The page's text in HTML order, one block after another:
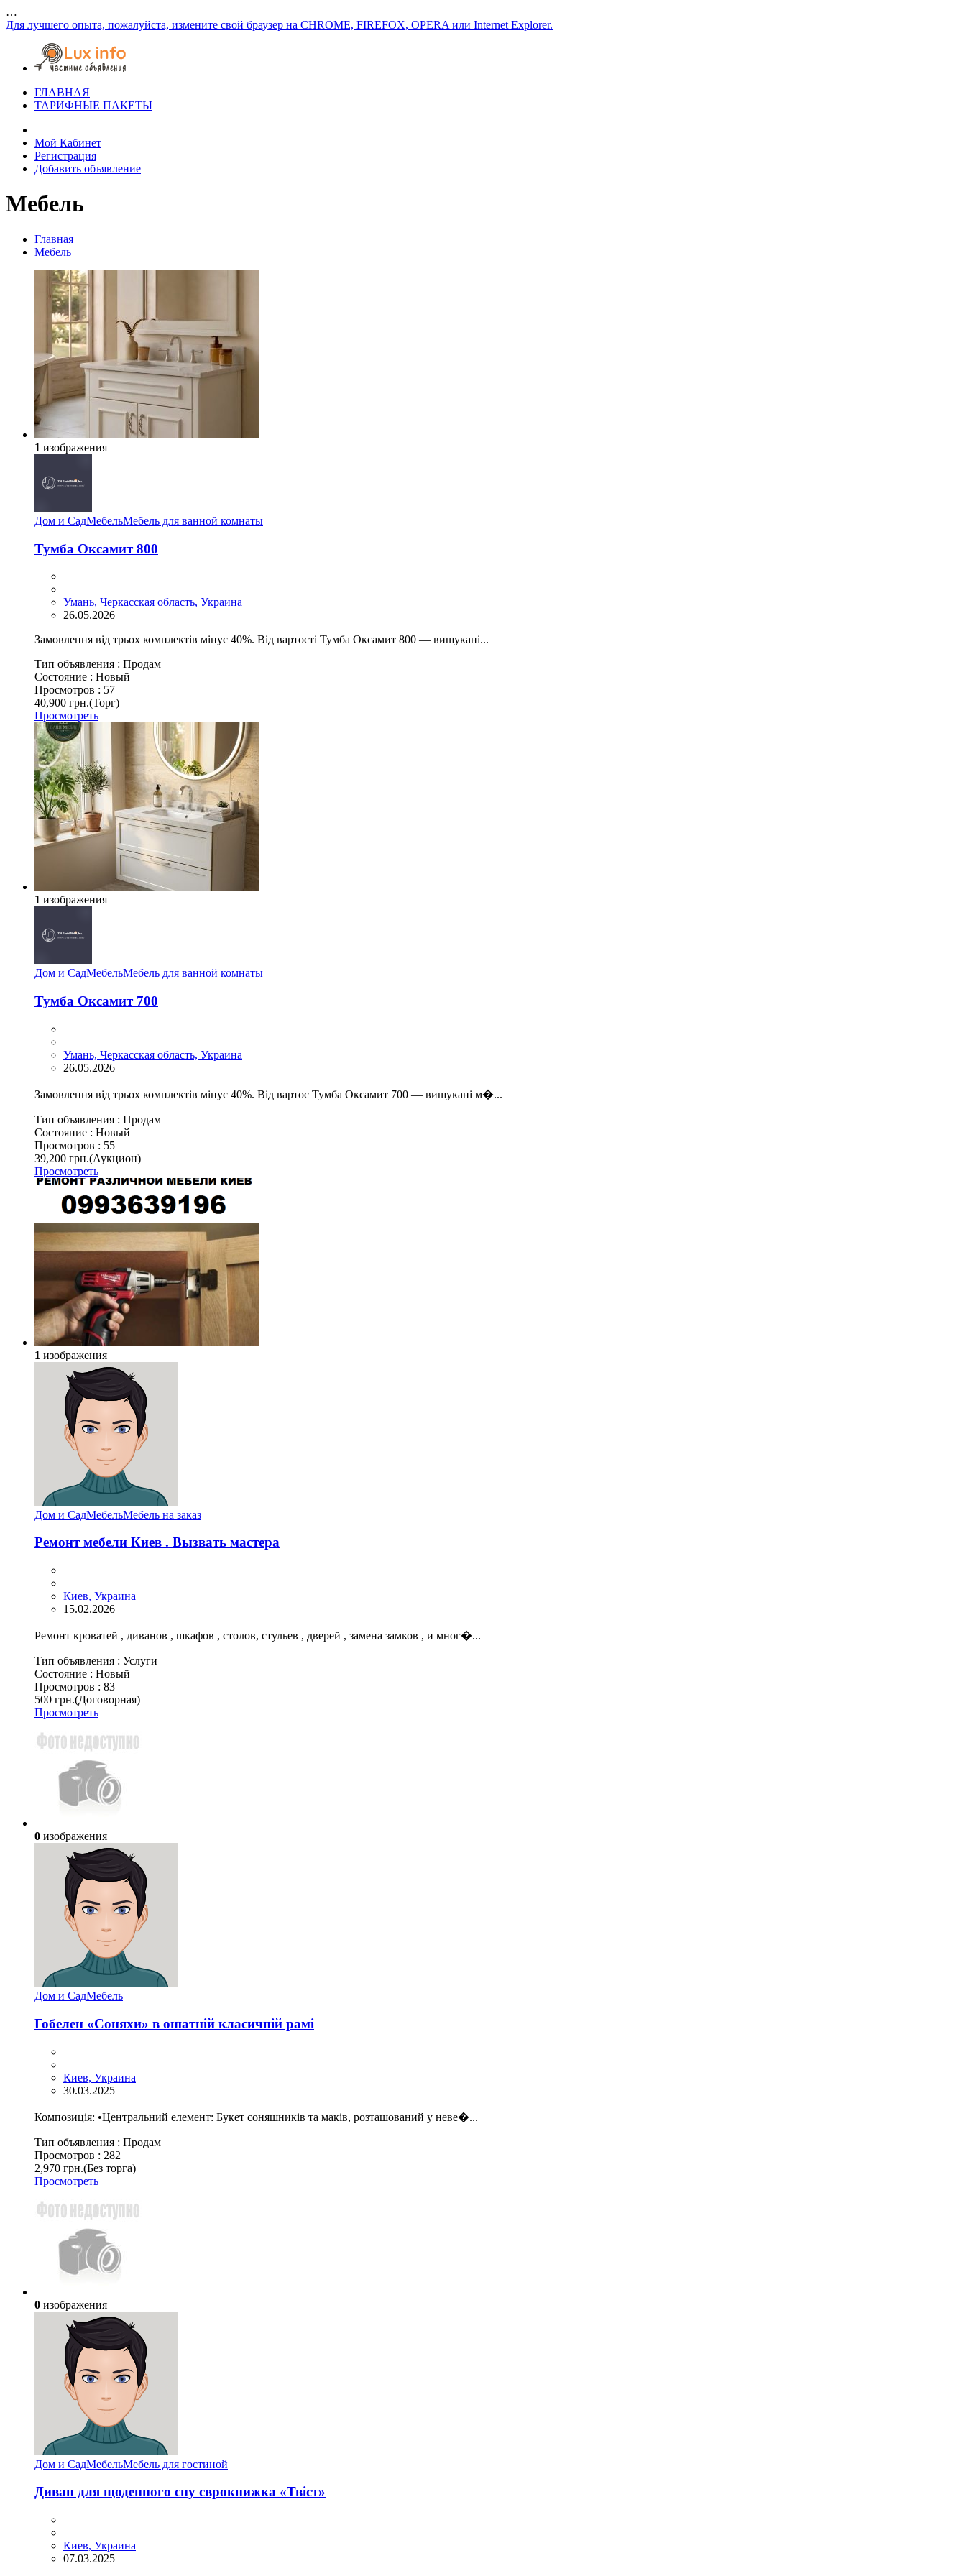
…
Для лучшего опыта, пожалуйста, измените свой браузер на CHROME, FIREFOX, OPERA или Internet Explorer.
ГЛАВНАЯ
ТАРИФНЫЕ ПАКЕТЫ
Мой Кабинет
Регистрация
Добавить объявление
Мебель
Главная
Мебель
1 изображения
Дом и СадМебельМебель для ванной комнаты
Тумба Оксамит 800
Умань, Черкасская область, Украина
26.05.2026
Замовлення від трьох комплектів мінус 40%. Від вартості Тумба Оксамит 800 — вишукані...
Тип объявления : Продам
Состояние : Новый
Просмотров : 57
40,900 грн.(Торг)
Просмотреть
1 изображения
Дом и СадМебельМебель для ванной комнаты
Тумба Оксамит 700
Умань, Черкасская область, Украина
26.05.2026
Замовлення від трьох комплектів мінус 40%. Від вартос Тумба Оксамит 700 — вишукані м�...
Тип объявления : Продам
Состояние : Новый
Просмотров : 55
39,200 грн.(Аукцион)
Просмотреть
1 изображения
Дом и СадМебельМебель на заказ
Ремонт мебели Киев . Вызвать мастера
Киев, Украина
15.02.2026
Ремонт кроватей , диванов , шкафов , столов, стульев , дверей , замена замков , и мног�...
Тип объявления : Услуги
Состояние : Новый
Просмотров : 83
500 грн.(Договорная)
Просмотреть
0 изображения
Дом и СадМебель
Гобелен «Соняхи» в ошатній класичній рамі
Киев, Украина
30.03.2025
Композиція: •Центральний елемент: Букет соняшників та маків, розташований у неве�...
Тип объявления : Продам
Просмотров : 282
2,970 грн.(Без торга)
Просмотреть
0 изображения
Дом и СадМебельМебель для гостиной
Диван для щоденного сну єврокнижка «Твіст»
Киев, Украина
07.03.2025